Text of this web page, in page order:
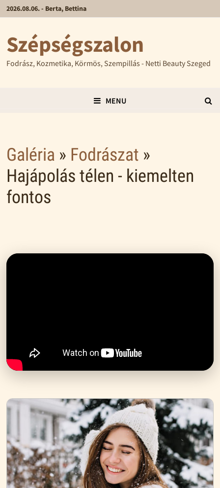
2026.08.06. - Berta, Bettina
Szépségszalon
Fodrász, Kozmetika, Körmös, Szempillás - Netti Beauty Szeged
MENU
Galéria » Fodrászat »
Hajápolás télen - kiemelten
fontos